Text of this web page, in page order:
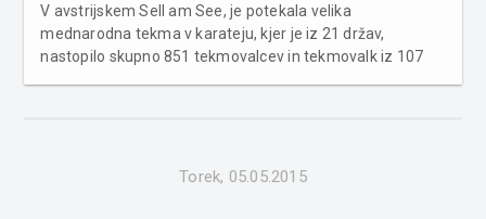
V avstrijskem Sell am See, je potekala velika
mednarodna tekma v karateju, kjer je iz 21 držav,
nastopilo skupno 851 tekmovalcev in tekmovalk iz 107
Torek, 05.05.2015